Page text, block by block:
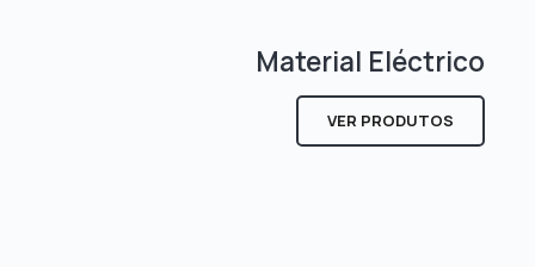
Material Eléctrico
VER PRODUTOS